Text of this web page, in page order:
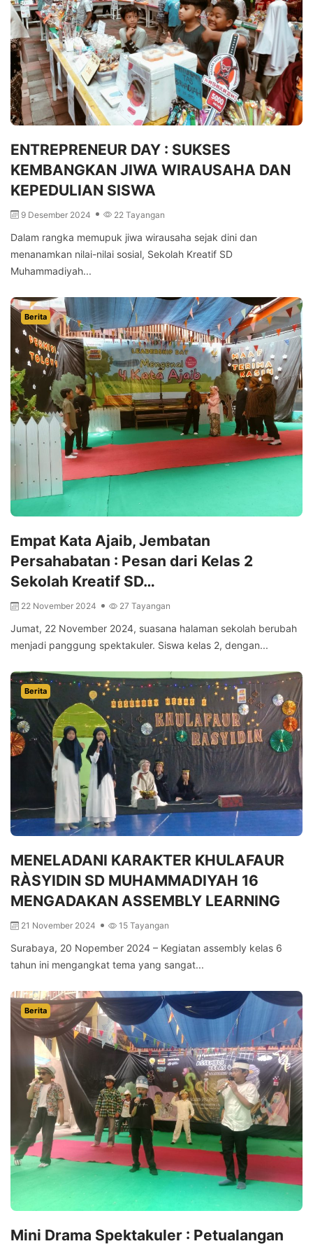
ENTREPRENEUR DAY : SUKSES
KEMBANGKAN JIWA WIRAUSAHA DAN
KEPEDULIAN SISWA
9 Desember 2024 22 Tayangan
Dalam rangka memupuk jiwa wirausaha sejak dini dan
menanamkan nilai-nilai sosial, Sekolah Kreatif SD
Muhammadiyah...
Berita
Empat Kata Ajaib, Jembatan
Persahabatan : Pesan dari Kelas 2
Sekolah Kreatif SD…
22 November 2024 27 Tayangan
Jumat, 22 November 2024, suasana halaman sekolah berubah
menjadi panggung spektakuler. Siswa kelas 2, dengan...
Berita
MENELADANI KARAKTER KHULAFAUR
RÀSYIDIN SD MUHAMMADIYAH 16
MENGADAKAN ASSEMBLY LEARNING
21 November 2024 15 Tayangan
Surabaya, 20 Nopember 2024 – Kegiatan assembly kelas 6
tahun ini mengangkat tema yang sangat...
Berita
Mini Drama Spektakuler : Petualangan